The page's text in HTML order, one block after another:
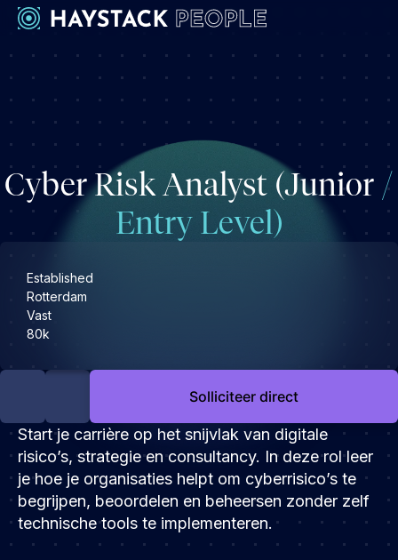
Werkgevers
Engineering & leadership
Executive search
Marketing
Operations & HR
Sales
Engineering & leadership
Executive search
Marketing
Product
Sales
Cyber Risk Analyst (Junior /
Entry Level)
Established
Rotterdam
Vast
80k
Solliciteer direct
Start je carrière op het snijvlak van digitale
risico’s, strategie en consultancy. In deze rol leer
je hoe je organisaties helpt om cyberrisico’s te
begrijpen, beoordelen en beheersen zonder zelf
technische tools te implementeren.